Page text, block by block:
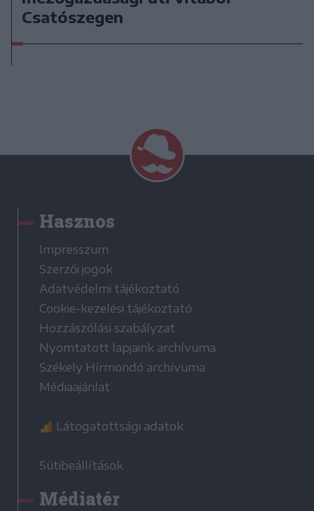
Csatószegen
Hasznos
Impresszum
Szerzői jogok
Adatvédelmi tájékoztató
Cookie-kezelési tájékoztató
Hozzászólási szabályzat
Nyomtatott lapjaink archívuma
Székely Hírmondó archívuma
Médiaajánlat
Látogatottsági adatok
Sütibeállítások
Médiatér